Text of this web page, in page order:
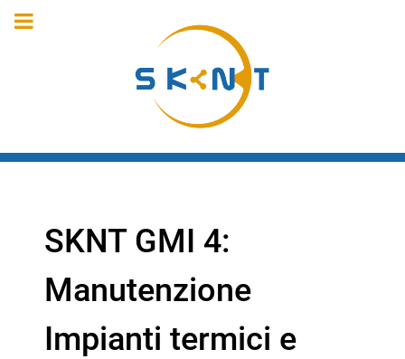
SKNT GMI 4:
Manutenzione
Impianti termici e